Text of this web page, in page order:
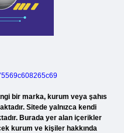
bir marka, kurum veya şahıs
Sitede yalnızca kendi
Burada yer alan içerikler
kurum ve kişiler hakkında